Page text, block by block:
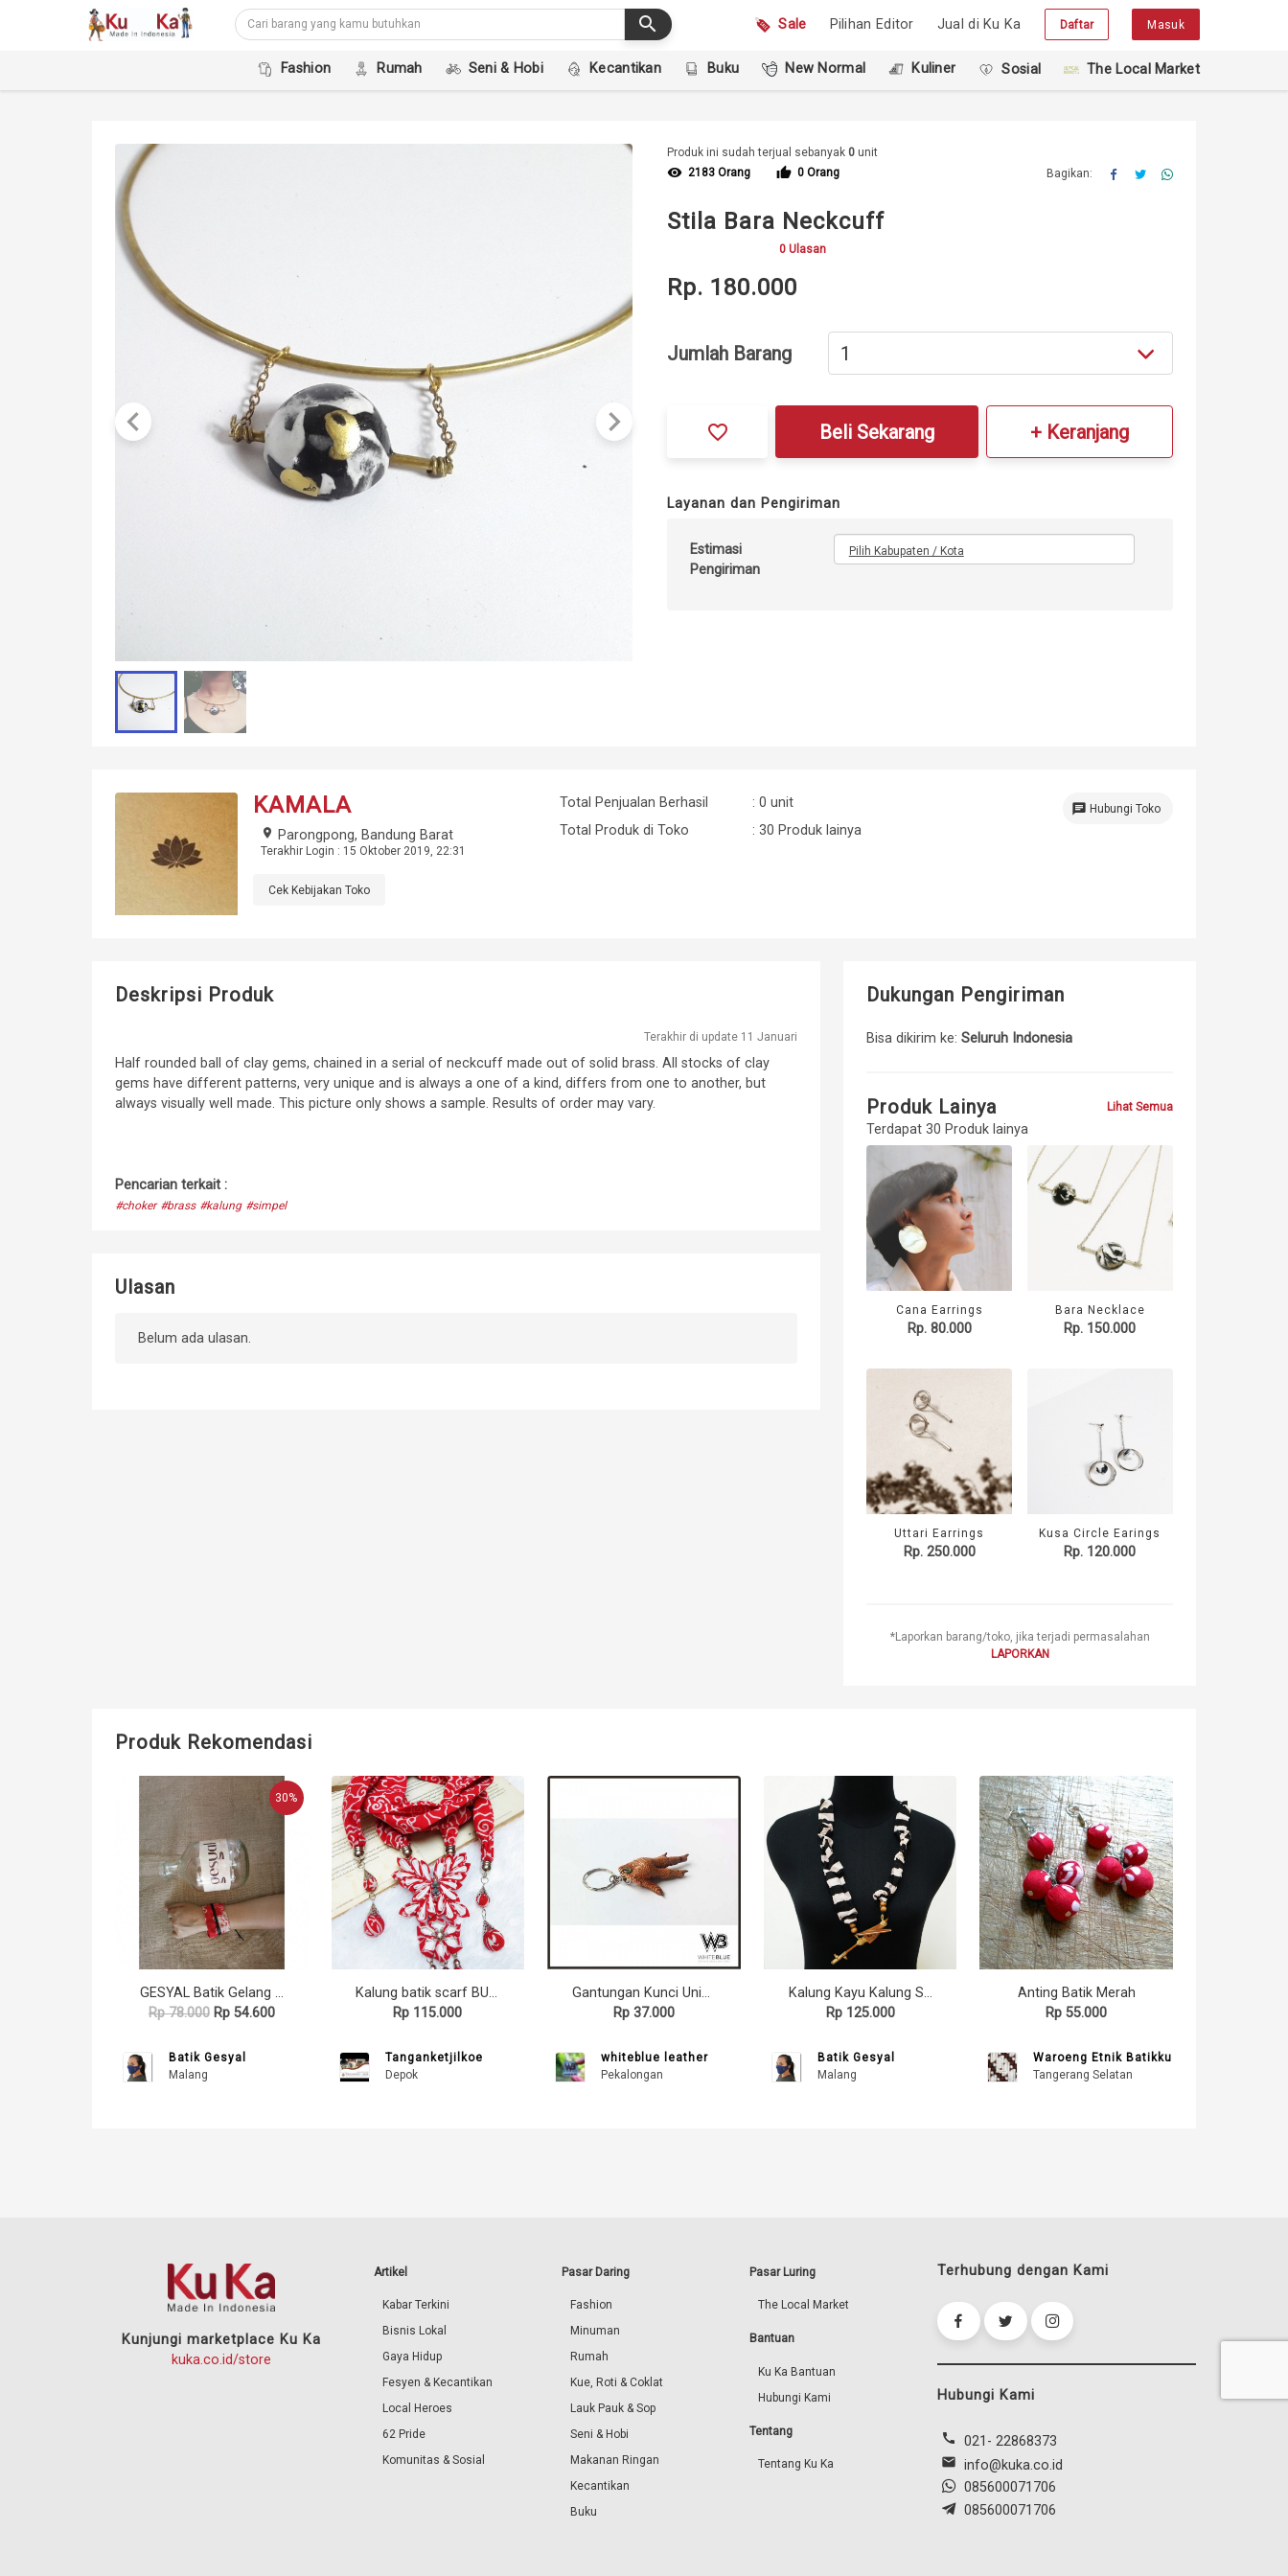
search Sale Pilihan Editor Jual di Ku Ka Daftar Masuk
Fashion Rumah Seni & Hobi Kecantikan Buku New Normal Kuliner Sosial The Local Market
keyboard_arrow_left keyboard_arrow_right
Produk ini sudah terjual sebanyak 0 unit
visibility 2183 Orang thumb_up 0 Orang Bagikan:
Stila Bara Neckcuff
0 Ulasan
Rp. 180.000
Jumlah Barang
favorite_border Beli Sekarang + Keranjang
Layanan dan Pengiriman
Estimasi
Pengiriman
Pilih Kabupaten / Kota
KAMALA
place Parongpong, Bandung Barat
Terakhir Login : 15 Oktober 2019, 22:31
Cek Kebijakan Toko
Total Penjualan Berhasil
: 0 unit
Total Produk di Toko
: 30 Produk lainya
chat Hubungi Toko
Deskripsi Produk
Terakhir di update 11 Januari
Half rounded ball of clay gems, chained in a serial of neckcuff made out of solid brass. All stocks of clay
gems have different patterns, very unique and is always a one of a kind, differs from one to another, but
always visually well made. This picture only shows a sample. Results of order may vary.
Pencarian terkait :
#choker #brass #kalung #simpel
Ulasan
Belum ada ulasan.
Dukungan Pengiriman
Bisa dikirim ke:Seluruh Indonesia
Produk Lainya
Terdapat 30 Produk lainya
Lihat Semua
Cana Earrings
Rp. 80.000
Bara Necklace
Rp. 150.000
Uttari Earrings
Rp. 250.000
Kusa Circle Earings
Rp. 120.000
*Laporkan barang/toko, jika terjadi permasalahan
LAPORKAN
Produk Rekomendasi
30%
GESYAL Batik Gelang - Merah dengan Tali Kulit Hitam
Rp 78.000Rp 54.600
Batik Gesyal
Malang
Kalung batik scarf BUTTERFLY Red
Rp 115.000
Tanganketjilkoe
Depok
Gantungan Kunci Unik Ceker Ayam Asli Warna Coklat
Rp 37.000
whiteblue leather
Pekalongan
Kalung Kayu Kalung Syal Monokrom Lurik Sitar 167 GESYAL Serut Bisa Diatur
Rp 125.000
Batik Gesyal
Malang
Anting Batik Merah
Rp 55.000
Waroeng Etnik Batikku
Tangerang Selatan
Kunjungi marketplace Ku Ka
kuka.co.id/store
Artikel
Kabar Terkini
Bisnis Lokal
Gaya Hidup
Fesyen & Kecantikan
Local Heroes
62 Pride
Komunitas & Sosial
Pasar Daring
Fashion
Minuman
Rumah
Kue, Roti & Coklat
Lauk Pauk & Sop
Seni & Hobi
Makanan Ringan
Kecantikan
Buku
Pasar Luring
The Local Market
Bantuan
Ku Ka Bantuan
Hubungi Kami
Tentang
Tentang Ku Ka
Terhubung dengan Kami
Hubungi Kami
call 021- 22868373
mail info@kuka.co.id
085600071706
085600071706